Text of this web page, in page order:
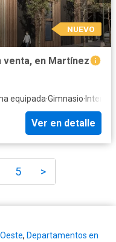
NUEVO
venta, en Martínez
equipada·Gimnasio· Internet
Ver en detalle
5 >
, Departamentos en